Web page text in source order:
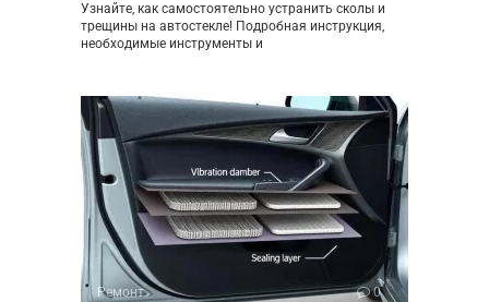
Узнайте, как самостоятельно устранить сколы и
трещины на автостекле! Подробная инструкция,
необходимые инструменты и
Ремонт 0